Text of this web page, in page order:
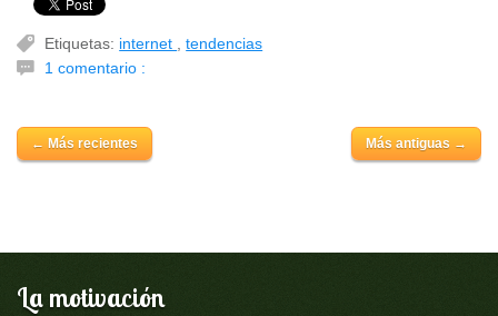
Etiquetas: internet ,tendencias
1 comentario :
← Más recientes Más antiguas →
La motivación